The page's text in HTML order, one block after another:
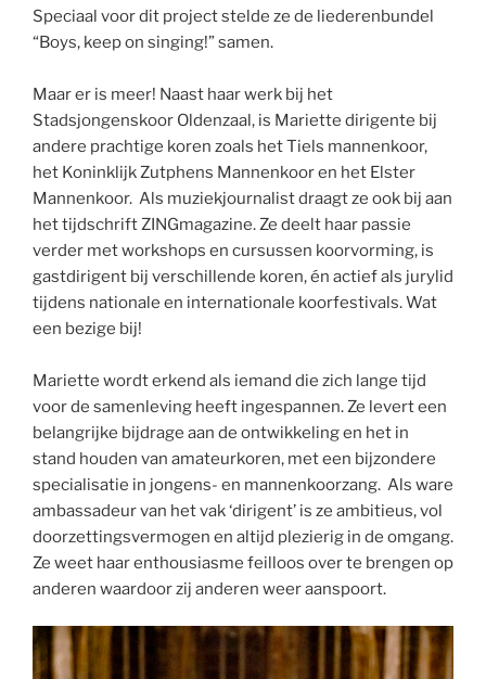
Speciaal voor dit project stelde ze de liederenbundel
“Boys, keep on singing!” samen.
Maar er is meer! Naast haar werk bij het
Stadsjongenskoor Oldenzaal, is Mariette dirigente bij
andere prachtige koren zoals het Tiels mannenkoor,
het Koninklijk Zutphens Mannenkoor en het Elster
Mannenkoor. Als muziekjournalist draagt ze ook bij aan
het tijdschrift ZINGmagazine. Ze deelt haar passie
verder met workshops en cursussen koorvorming, is
gastdirigent bij verschillende koren, én actief als jurylid
tijdens nationale en internationale koorfestivals. Wat
een bezige bij!
Mariette wordt erkend als iemand die zich lange tijd
voor de samenleving heeft ingespannen. Ze levert een
belangrijke bijdrage aan de ontwikkeling en het in
stand houden van amateurkoren, met een bijzondere
specialisatie in jongens- en mannenkoorzang. Als ware
ambassadeur van het vak ‘dirigent’ is ze ambitieus, vol
doorzettingsvermogen en altijd plezierig in de omgang.
Ze weet haar enthousiasme feilloos over te brengen op
anderen waardoor zij anderen weer aanspoort.